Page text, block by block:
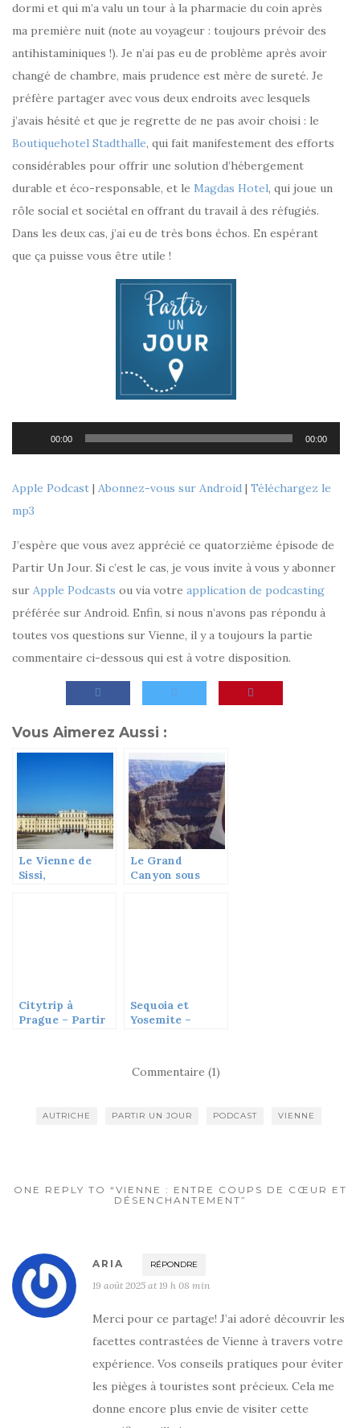
dormi et qui m’a valu un tour à la pharmacie du coin après
ma première nuit (note au voyageur : toujours prévoir des
antihistaminiques !). Je n’ai pas eu de problème après avoir
changé de chambre, mais prudence est mère de sureté. Je
préfère partager avec vous deux endroits avec lesquels
j’avais hésité et que je regrette de ne pas avoir choisi : le
Boutiquehotel Stadthalle, qui fait manifestement des efforts
considérables pour offrir une solution d’hébergement
durable et éco-responsable, et le Magdas Hotel, qui joue un
rôle social et sociétal en offrant du travail à des réfugiés.
Dans les deux cas, j’ai eu de très bons échos. En espérant
que ça puisse vous être utile !
Lecteur
audio
00:00 00:00
Apple Podcast | Abonnez-vous sur Android | Téléchargez le
mp3
J’espère que vous avez apprécié ce quatorzième épisode de
Partir Un Jour. Si c’est le cas, je vous invite à vous y abonner
sur Apple Podcasts ou via votre application de podcasting
préférée sur Android. Enfin, si nous n’avons pas répondu à
toutes vos questions sur Vienne, il y a toujours la partie
commentaire ci-dessous qui est à votre disposition.
Vous Aimerez Aussi :
Le Vienne de
Sissi,
Le Grand
Canyon sous
Citytrip à
Prague – Partir
Sequoia et
Yosemite –
Commentaire (1)
AUTRICHE PARTIR UN JOUR PODCAST VIENNE
ONE REPLY TO “VIENNE : ENTRE COUPS DE CŒUR ET
DÉSENCHANTEMENT”
ARIA RÉPONDRE
19 août 2025 at 19 h 08 min
Merci pour ce partage! J’ai adoré découvrir les
facettes contrastées de Vienne à travers votre
expérience. Vos conseils pratiques pour éviter
les pièges à touristes sont précieux. Cela me
donne encore plus envie de visiter cette